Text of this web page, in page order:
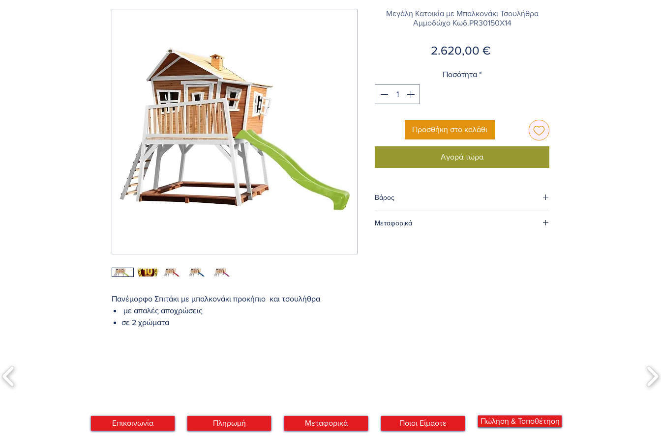
Πανέμορφο Σπιτάκι με μπαλκονάκι προκήπιο και τσουλήθρα
με απαλές αποχρώσεις
σε 2 χρώματα
Κατάλληλο για παιδάκια ηλικίας απο 3χρ. και άνω
Μεγάλη Κατοικία με Μπαλκονάκι Τσουλήθρα
Αμμοδώχο Κωδ.PR30150X14
2.620,00 €
Ποσότητα *
Προσθήκη στο καλάθι
Αγορά τώρα
Βάρος
Μεταφορικά
Επικοινωνία Πληρωμή Μεταφορικά Ποιοι Είμαστε Πώληση & Τοποθέτηση